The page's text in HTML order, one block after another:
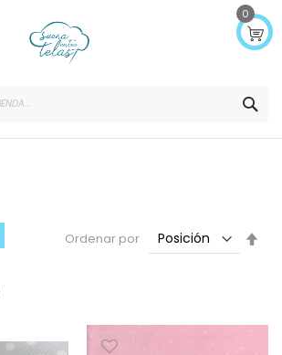
0
Ordenar por